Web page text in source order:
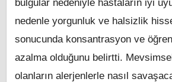
bulgular nedeniyle hastaların iyi
nedenle yorgunluk ve halsizlik
sonucunda konsantrasyon ve
azalma olduğunu belirtti.
olanların alerjenlerle nasıl